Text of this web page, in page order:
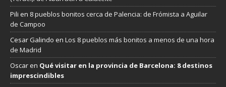
Pili en 8 pueblos bonitos cerca de Palencia: de Frómista a Aguilar
de Campoo
Cesar Galindo en Los 8 pueblos más bonitos a menos de una hora
de Madrid
Oscaren Qué visitar en la provincia de Barcelona: 8 destinos
imprescindibles